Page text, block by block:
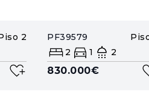
2
PF39579
2
1 2
830.000€